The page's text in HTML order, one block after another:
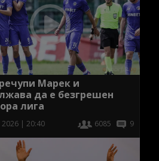
Марек и
да е безгрешен
лига
2026 | 20:40 6085 9